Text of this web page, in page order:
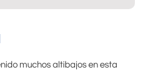
muchos altibajos en esta